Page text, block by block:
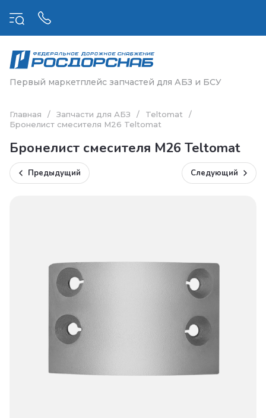
Первый маркетплейс запчастей для АБЗ и БСУ
Главная / Запчасти для АБЗ / Teltomat
/
Бронелист смесителя M26 Teltomat
Бронелист смесителя M26 Teltomat
Предыдущий Следующий